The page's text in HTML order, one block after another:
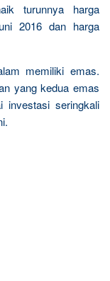
turunnya harga
2016 dan harga
memiliki emas.
yang kedua emas
investasi seringkali